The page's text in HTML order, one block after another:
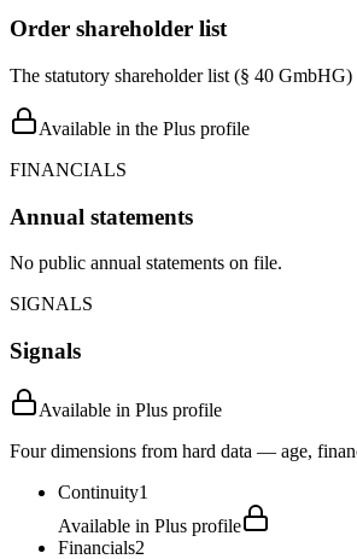
Order shareholder list
The statutory shareholder list (§ 40
Available in the Plus profile
FINANCIALS
Annual statements
No public annual statements on file.
SIGNALS
Signals
Available in Plus profile
Four dimensions from hard data — age,
Continuity1
Available in Plus profile
Financials2